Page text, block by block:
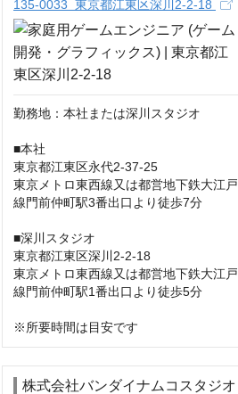
135-0033 東京都江東区深川2-2-18
勤務地：本社または深川スタジオ
■本社
東京都江東区永代2-37-25
東京メトロ東西線又は都営地下鉄大江戸
線門前仲町駅3番出口より徒歩7分
■深川スタジオ
東京都江東区深川2-2-18
東京メトロ東西線又は都営地下鉄大江戸
線門前仲町駅1番出口より徒歩5分
※所要時間は目安です
株式会社バンダイナムコスタジオ